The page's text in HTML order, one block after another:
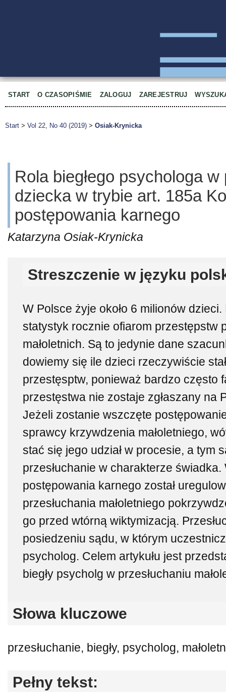
START O CZASOPIŚMIE ZALOGUJ ZAREJESTRUJ
Start > Vol 22, No 40 (2019) > Osiak-Krynicka
Rola biegłego psychologa w
dziecka w trybie art. 185a
postępowania karnego
Katarzyna Osiak-Krynicka
Streszczenie w języku
W Polsce żyje około 6 milionów
statystyk rocznie ofiarom przestępstw
małoletnich. Są to jedynie dane
dowiemy się ile dzieci rzeczywiście
przestęsptw, ponieważ bardzo często
przestęstwa nie zostaje zgłaszany na
Jeżeli zostanie wszczęte
sprawcy krzywdzenia małoletniego,
stać się jego udział w procesie, a tym
przesłuchanie w charakterze
postępowania karnego został
przesłuchania małoletniego
go przed wtórną wiktymizacją.
posiedzeniu sądu, w którym
psycholog. Celem artykułu jest
biegły psycholg w przesłuchaniu
Słowa kluczowe
przesłuchanie, biegły, psycholog,
Pełny tekst: